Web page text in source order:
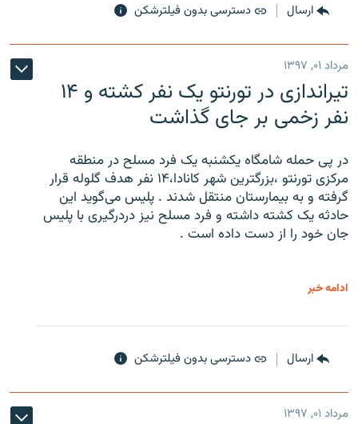
ارسال دسترسی بدون فیلترشکن
مرداد ۰۱, ۱۳۹۷
تیراندازی در تورنتو یک نفر کشته و ۱۴
نفر زخمی بر جای گذاشت
در پی حمله شامگاه یکشنبه یک فرد مسلح در منطقه
مرکزی تورنتو ،‌بزرگترین شهر کانادا،۱۴ نفر هدف گلوله قرار
گرفته و به بیمارستان منتقل شدند . پلیس می‌گوید این
حادثه یک کشته داشته و فرد مسلح نیز دردرگیری با پلیس
جان خود را از دست داده است .
ادامه خبر
ارسال دسترسی بدون فیلترشکن
مرداد ۰۱, ۱۳۹۷